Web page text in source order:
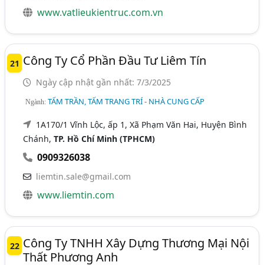
www.vatlieukientruc.com.vn
21 Công Ty Cổ Phần Đầu Tư Liêm Tín
Ngày cập nhật gần nhất: 7/3/2025
Ngành:TẤM TRẦN, TẤM TRANG TRÍ - NHÀ CUNG CẤP
1A170/1 Vĩnh Lộc, ấp 1, Xã Phạm Văn Hai, Huyện Bình
Chánh,TP. Hồ Chí Minh (TPHCM)
0909326038
liemtin.sale@gmail.com
www.liemtin.com
22 Công Ty TNHH Xây Dựng Thương Mại Nội
Thất Phương Anh